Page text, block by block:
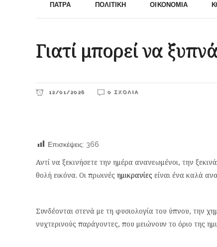
ΠΆΤΡΑ ΠΟΛΙΤΙΚΉ ΟΙΚΟΝΟΜΊΑ
Γιατί μπορεί να
12/01/2026 0 ΣΧΌΛΙΑ
Επισκέψεις: 366
Αντί να ξεκινήσετε την ημέρα ανανεωμένοι, την
θολή εικόνα. Οι πρωινές ημικρανίες είναι ένα καλά
Συνδέονται στενά με τη φυσιολογία του ύπνου, την
νυχτερινούς παράγοντες, που μειώνουν το όριο της